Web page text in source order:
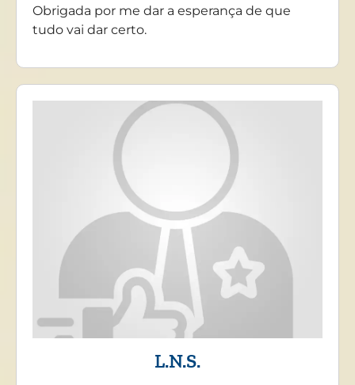
Obrigada por me dar a esperança de que
tudo vai dar certo.
L.N.S.